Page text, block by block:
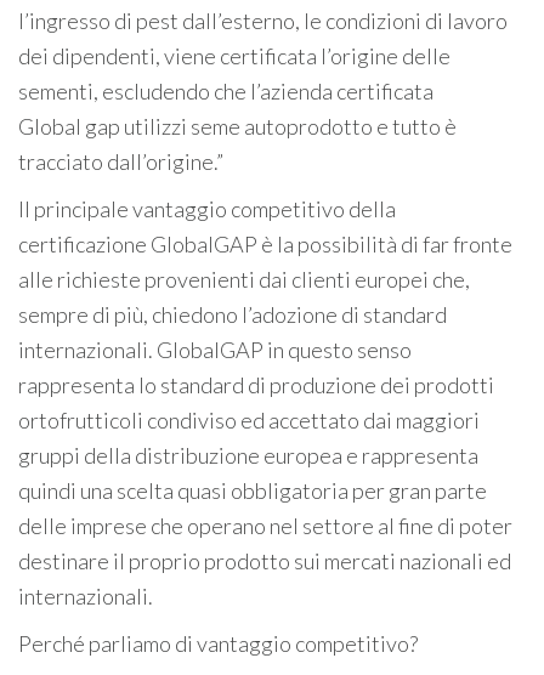
l’ingresso di pest dall’esterno, le condizioni di lavoro
dei dipendenti, viene certificata l’origine delle
sementi, escludendo che l’azienda certificata
Global gap utilizzi seme autoprodotto e tutto è
tracciato dall’origine.”
Il principale vantaggio competitivo della
certificazione GlobalGAP è la possibilità di far fronte
alle richieste provenienti dai clienti europei che,
sempre di più, chiedono l’adozione di standard
internazionali. GlobalGAP in questo senso
rappresenta lo standard di produzione dei prodotti
ortofrutticoli condiviso ed accettato dai maggiori
gruppi della distribuzione europea e rappresenta
quindi una scelta quasi obbligatoria per gran parte
delle imprese che operano nel settore al fine di poter
destinare il proprio prodotto sui mercati nazionali ed
internazionali.
Perché parliamo di vantaggio competitivo?